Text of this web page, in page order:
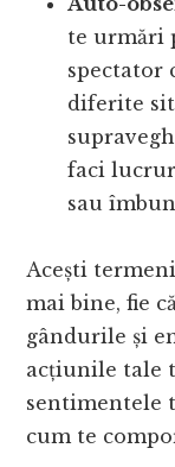
te urmări
spectator
diferite
faci
sau
Acești
mai bine, fie
gândurile și
acțiunile tale
sentimentele
cum te